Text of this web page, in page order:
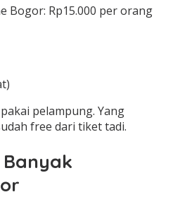
Bogor: Rp15.000 per orang
pelampung. Yang
free dari tiket tadi.